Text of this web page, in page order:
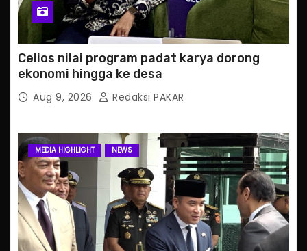
Celios nilai program padat karya dorong
ekonomi hingga ke desa
Aug 9, 2026 Redaksi PAKAR
MEDIA HIGHLIGHT NEWS